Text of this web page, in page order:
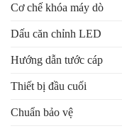
Cơ chế khóa máy dò
Dấu căn chỉnh LED
Hướng dẫn tước cáp
Thiết bị đầu cuối
Chuẩn bảo vệ